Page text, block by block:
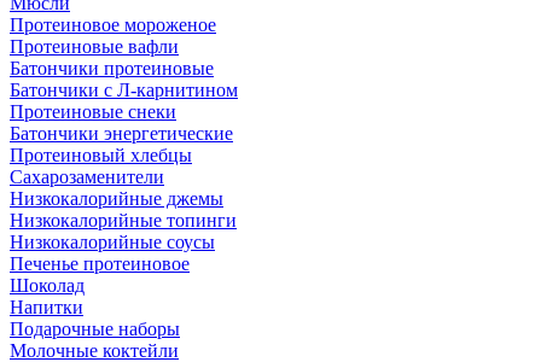
Протеиновое мороженое
Протеиновые вафли
Батончики протеиновые
Батончики с Л-карнитином
Протеиновые снеки
Батончики энергетические
Протеиновый хлебцы
Сахарозаменители
Низкокалорийные джемы
Низкокалорийные топинги
Низкокалорийные соусы
Печенье протеиновое
Шоколад
Напитки
Подарочные наборы
Молочные коктейли